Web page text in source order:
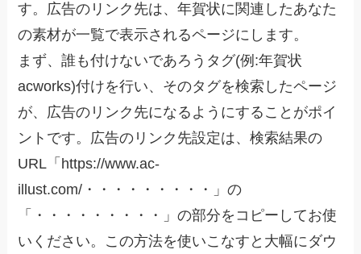
す。広告のリンク先は、年賀状に関連したあなた
の素材が一覧で表示されるページにします。
まず、誰も付けないであろうタグ(例:年賀状
acworks)付けを行い、そのタグを検索したページ
が、広告のリンク先になるようにすることがポイ
ントです。広告のリンク先設定は、検索結果の
URL「https://www.ac-
illust.com/・・・・・・・・・」の
「・・・・・・・・・」の部分をコピーしてお使
いください。この方法を使いこなすと大幅にダウ